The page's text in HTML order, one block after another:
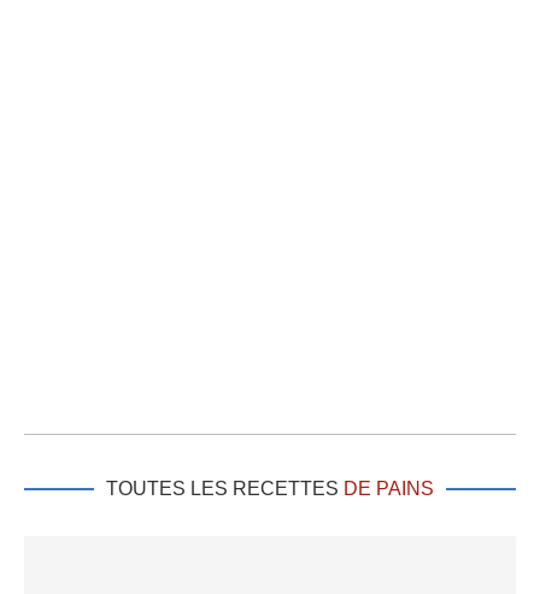
TOUTES LES RECETTES DE PAINS